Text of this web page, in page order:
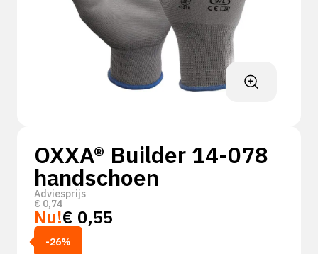
OXXA® Builder 14-078
handschoen
Adviesprijs
€ 0,74
Nu!€ 0,55
-26%